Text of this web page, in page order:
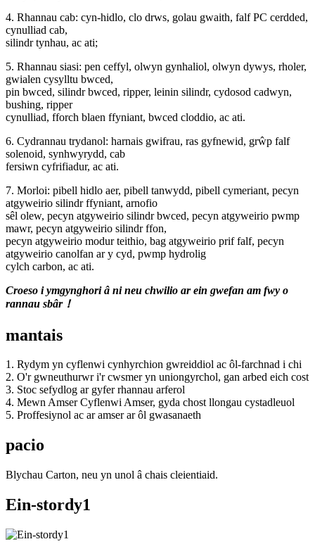
4. Rhannau cab: cyn-hidlo, clo drws, golau gwaith, falf PC cerdded,
cynulliad cab,
silindr tynhau, ac ati;
5. Rhannau siasi: pen ceffyl, olwyn gynhaliol, olwyn dywys, rholer,
gwialen cysylltu bwced,
pin bwced, silindr bwced, ripper, leinin silindr, cydosod cadwyn,
bushing, ripper
cynulliad, fforch blaen ffyniant, bwced cloddio, ac ati.
6. Cydrannau trydanol: harnais gwifrau, ras gyfnewid, grŵp falf
solenoid, synhwyrydd, cab
fersiwn cyfrifiadur, ac ati.
7. Morloi: pibell hidlo aer, pibell tanwydd, pibell cymeriant, pecyn
atgyweirio silindr ffyniant, arnofio
sêl olew, pecyn atgyweirio silindr bwced, pecyn atgyweirio pwmp
mawr, pecyn atgyweirio silindr ffon,
pecyn atgyweirio modur teithio, bag atgyweirio prif falf, pecyn
atgyweirio canolfan ar y cyd, pwmp hydrolig
cylch carbon, ac ati.
Croeso i ymgynghori â ni neu chwilio ar ein gwefan am fwy o
rannau sbâr！
mantais
1. Rydym yn cyflenwi cynhyrchion gwreiddiol ac ôl-farchnad i chi
2. O'r gwneuthurwr i'r cwsmer yn uniongyrchol, gan arbed eich cost
3. Stoc sefydlog ar gyfer rhannau arferol
4. Mewn Amser Cyflenwi Amser, gyda chost llongau cystadleuol
5. Proffesiynol ac ar amser ar ôl gwasanaeth
pacio
Blychau Carton, neu yn unol â chais cleientiaid.
Ein-stordy1